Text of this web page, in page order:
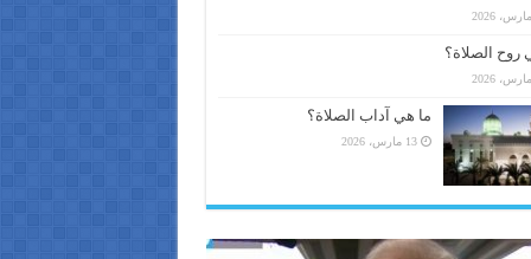
روح الصلاة؟
ما هي آداب الصلاة؟
13 مارس، 2026